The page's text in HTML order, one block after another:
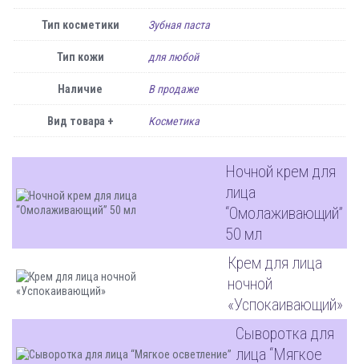
Тип косметики Зубная паста
Тип кожи для любой
Наличие В продаже
Вид товара + Косметика
Ночной крем для
лица
“Омолаживающий”
50 мл
Крем для лица
ночной
«Успокаивающий»
Сыворотка для
лица “Мягкое